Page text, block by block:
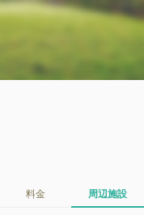
料金 周辺施設